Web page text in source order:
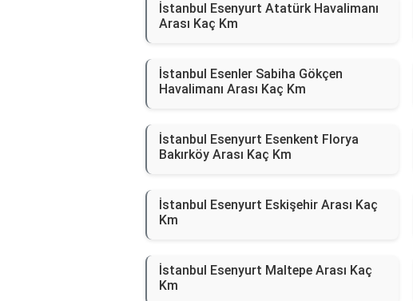
İstanbul Esenyurt Atatürk Havalimanı
Arası Kaç Km
İstanbul Esenler Sabiha Gökçen
Havalimanı Arası Kaç Km
İstanbul Esenyurt Esenkent Florya
Bakırköy Arası Kaç Km
İstanbul Esenyurt Eskişehir Arası Kaç
Km
İstanbul Esenyurt Maltepe Arası Kaç
Km